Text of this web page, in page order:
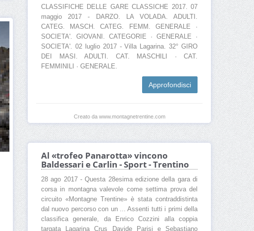
CLASSIFICHE DELLE GARE CLASSICHE 2017. 07
maggio 2017 - DARZO. LA VOLADA. ADULTI.
CATEG. MASCH. CATEG. FEMM. GENERALE ·
SOCIETA'. GIOVANI. CATEGORIE · GENERALE ·
SOCIETA'. 02 luglio 2017 - Villa Lagarina. 32° GIRO
DEI MASI. ADULTI. CAT. MASCHILI · CAT.
FEMMINILI · GENERALE.
Approfondisci
Creato da www.montagnetrentine.com
Al «trofeo Panarotta» vincono
Baldessari e Carlin - Sport - Trentino
28 ago 2017 - Questa 28esima edizione della gara di
corsa in montagna valevole come settima prova del
circuito «Montagne Trentine» è stata contraddistinta
dal nuovo percorso con un ... Assenti tutti i primi della
classifica generale, da Enrico Cozzini alla coppia
targata Lagarina Crus Davide Parisi e Sebastiano